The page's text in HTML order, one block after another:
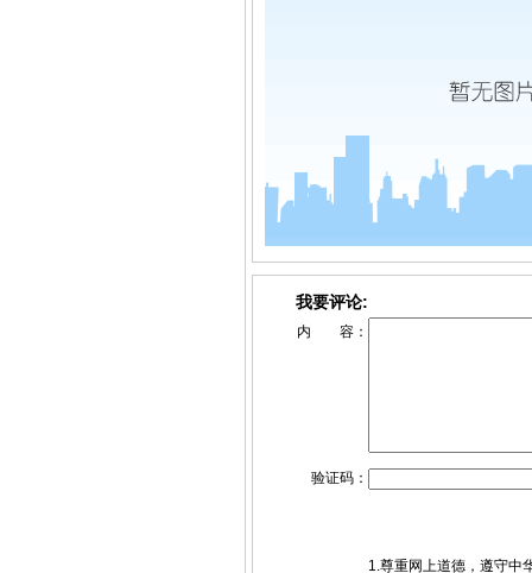
我要评论:
内 容：
验证码：
1.尊重网上道德，遵守中